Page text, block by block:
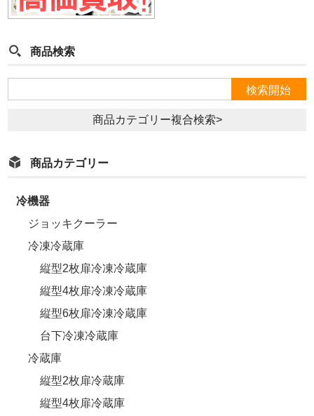
商品検索
商品カテゴリー複合検索>
商品カテゴリー
冷機器
ジョッキクーラー
冷凍冷蔵庫
縦型2枚扉冷凍冷蔵庫
縦型4枚扉冷凍冷蔵庫
縦型6枚扉冷凍冷蔵庫
台下冷凍冷蔵庫
冷蔵庫
縦型2枚扉冷蔵庫
縦型4枚扉冷蔵庫